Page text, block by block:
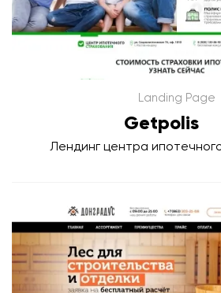
Landing Page
Getpolis
Лендинг центра